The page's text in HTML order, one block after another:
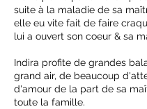
suite à la maladie de sa
elle eu vite fait de faire
lui a ouvert son coeur & sa
Indira profite de grandes
grand air, de beaucoup
d'amour de la part de sa
toute la famille.